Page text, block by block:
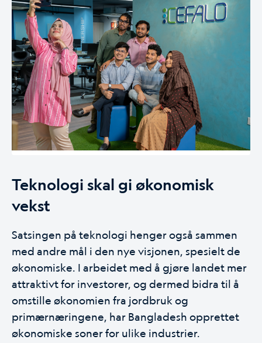
Teknologi skal gi økonomisk
vekst
Satsingen på teknologi henger også sammen
med andre mål i den nye visjonen, spesielt de
økonomiske. I arbeidet med å gjøre landet mer
attraktivt for investorer, og dermed bidra til å
omstille økonomien fra jordbruk og
primærnæringene, har Bangladesh opprettet
økonomiske soner for ulike industrier.